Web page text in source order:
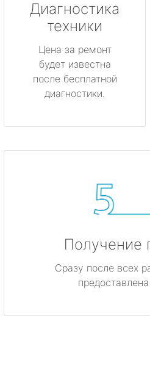
Диагностика
техники
Цена за ремонт
будет известна
после бесплатной
диагностики.
Получение
Сразу после всех
предоставлена